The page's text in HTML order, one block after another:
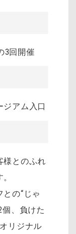
3回開催
ジアム入口
様とのふれ
の“じゃ
、負けた
リジナル